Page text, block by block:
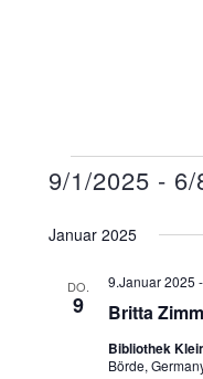
Veranstaltungen
9/1/2025 - 6/
Januar 2025
DO.
9 Britta
9.Januar 2025 -
Bibliothek
Börde,